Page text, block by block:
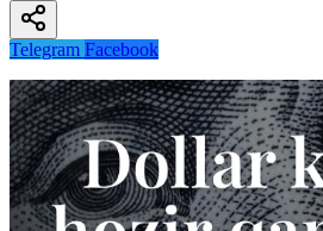
Telegram Facebook